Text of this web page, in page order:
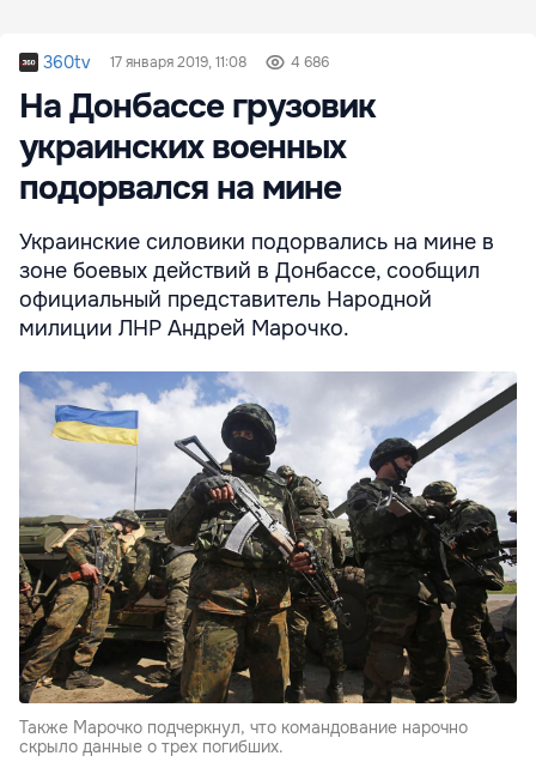
360tv 17 января 2019, 11:08 4 686
На Донбассе грузовик
украинских военных
подорвался на мине
Украинские силовики подорвались на мине в
зоне боевых действий в Донбассе, сообщил
официальный представитель Народной
милиции ЛНР Андрей Марочко.
Также Марочко подчеркнул, что командование нарочно
скрыло данные о трех погибших.